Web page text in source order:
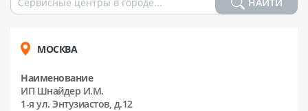
МОСКВА
Наименование
ИП Шнайдер И.М.
1-я ул. Энтузиастов, д.12